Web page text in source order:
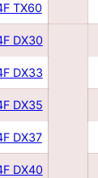
TX60
DX30
DX33
DX35
DX37
DX40